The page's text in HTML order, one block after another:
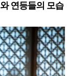
연등들의 모습